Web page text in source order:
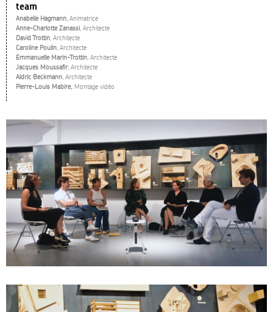
team
Anabelle Hagmann, Animatrice
Anne-Charlotte Zanassi, Architecte
David Trottin, Architecte
Caroline Poulin, Architecte
Emmanuelle Marin-Trottin, Architecte
Jacques Moussafir, Architecte
Aldric Beckmann, Architecte
Pierre-Louis Mabire, Montage vidéo